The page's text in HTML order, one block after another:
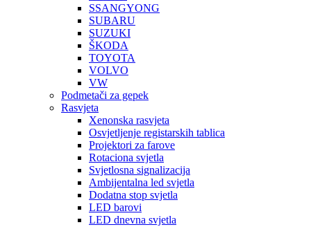
SSANGYONG
SUBARU
SUZUKI
ŠKODA
TOYOTA
VOLVO
VW
Podmetači za gepek
Rasvjeta
Xenonska rasvjeta
Osvjetljenje registarskih tablica
Projektori za farove
Rotaciona svjetla
Svjetlosna signalizacija
Ambijentalna led svjetla
Dodatna stop svjetla
LED barovi
LED dnevna svjetla